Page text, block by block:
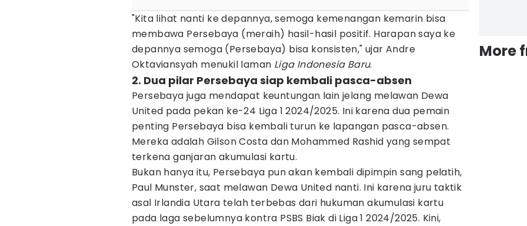
"Kita lihat nanti ke depannya, semoga kemenangan kemarin bisa
membawa Persebaya (meraih) hasil-hasil positif. Harapan saya ke
depannya semoga (Persebaya) bisa konsisten," ujar Andre
Oktaviansyah menukil laman Liga Indonesia Baru.
2. Dua pilar Persebaya siap kembali pasca-absen
Persebaya juga mendapat keuntungan lain jelang melawan Dewa
United pada pekan ke-24 Liga 1 2024/2025. Ini karena dua pemain
penting Persebaya bisa kembali turun ke lapangan pasca-absen.
Mereka adalah Gilson Costa dan Mohammed Rashid yang sempat
terkena ganjaran akumulasi kartu.
Bukan hanya itu, Persebaya pun akan kembali dipimpin sang pelatih,
Paul Munster, saat melawan Dewa United nanti. Ini karena juru taktik
asal Irlandia Utara telah terbebas dari hukuman akumulasi kartu
pada laga sebelumnya kontra PSBS Biak di Liga 1 2024/2025. Kini,
More